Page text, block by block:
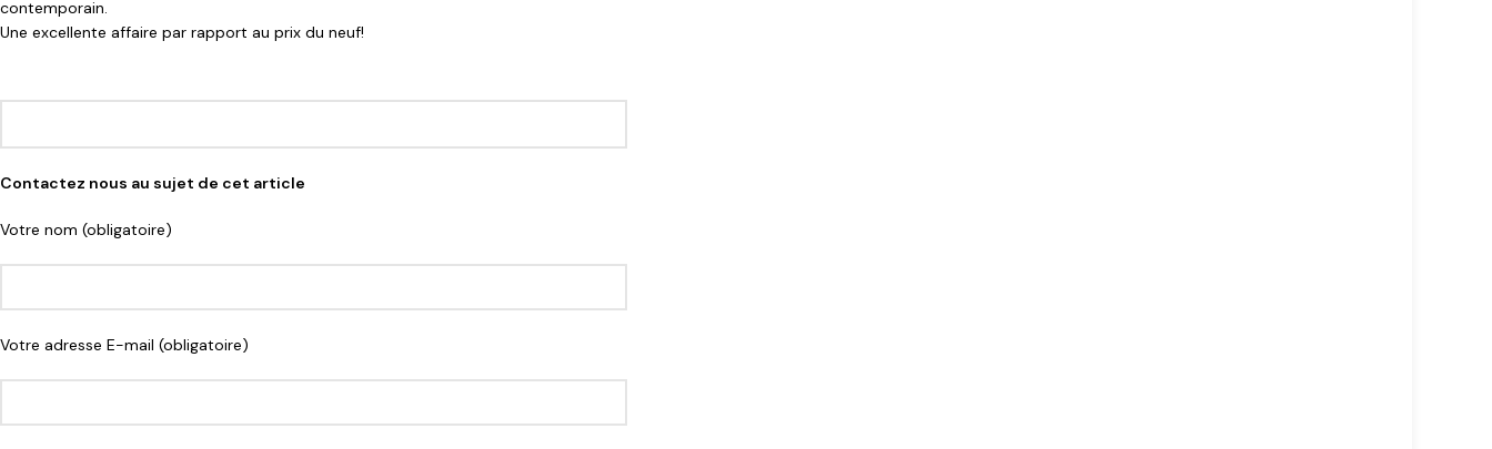
contemporain.
Une excellente affaire par rapport au prix du neuf!
Contactez nous au sujet de cet article
Votre nom (obligatoire)
Votre adresse E-mail (obligatoire)